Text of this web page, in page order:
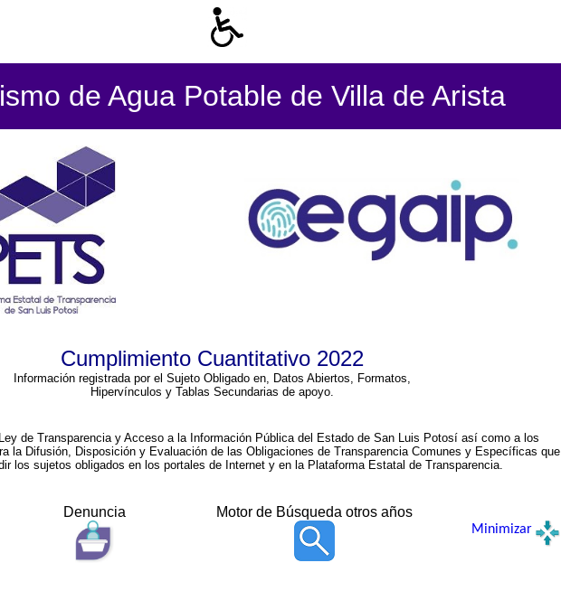
de Agua Potable de Villa de Arista
Cumplimiento Cuantitativo 2022
Información registrada por el Sujeto Obligado en, Datos Abiertos, Formatos,
Hipervínculos y Tablas Secundarias de apoyo.
de Transparencia y Acceso a la Información Pública del Estado de San Luis Potosí así como a los
la Difusión, Disposición y Evaluación de las Obligaciones de Transparencia Comunes y Específicas que
los sujetos obligados en los portales de Internet y en la Plataforma Estatal de Transparencia.
Denuncia Motor de Búsqueda otros años
Minimizar